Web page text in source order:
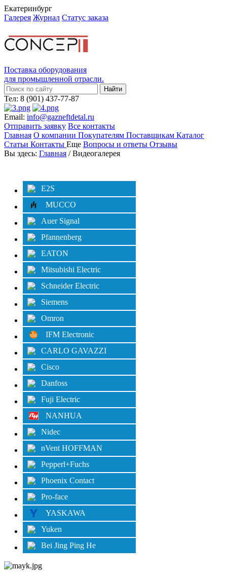
Екатеринбург
Галерея Журнал Статус заказа
Поставка оборудования
для промышленной отрасли.
Тел: 8 (901) 437-77-87
Email: info@gazneftdetal.ru
Отправить заявку Все контакты
Главная О компании Покупателям Поставщикам Каталог
Статьи Контакты Еще Вопросы и ответы Отзывы
Вы здесь: Главная / Видеогалерея
E2S
MUCCO
Auer Signal
Pfannenberg
EATON
Mitsubishi Electric
Schneider Electric
Siemens
Omron
IFM Electronic
CARLO GAVAZZI
Cisco
Danfoss
Fuji Electric
NANHUA
Nidec
nVent HOFFMAN
Pepperl+Fuchs
Phoenix Contact
Pro-face
YASKAWA
Yuken
Bei Jing Ping He